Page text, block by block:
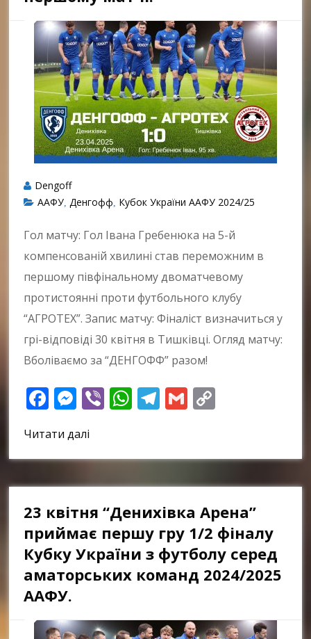
Dengoff
ААФУ Денгофф Кубок України ААФУ 2024/25
Гол матчу: Гол Івана Гребенюка на 5-й
компенсованій хвилині став переможним в
першому півфінальному двоматчевому
протистоянні проти футбольного клубу
“АГРОТЕХ”. Запис матчу: Фіналіст визначиться у
грі-відповіді 30 квітня в Тишківці. Огляд матчу:
Вболіваємо за “ДЕНГОФФ” разом!
Facebook
Messenger
ViberWhatsApp
Telegram
Gmail
Читати далі
23 квітня “Денихівка Арена”
приймає першу гру 1/2 фіналу
Кубку України з футболу серед
аматорських команд 2024/2025
ААФУ.